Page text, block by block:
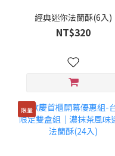
經典迷你法蘭酥(6入)
NT$320
限量